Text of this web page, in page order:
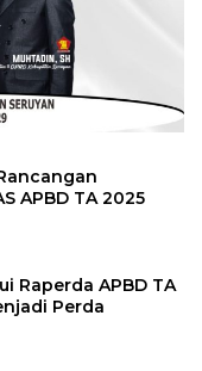
APBD TA 2025
Raperda APBD TA
Perda